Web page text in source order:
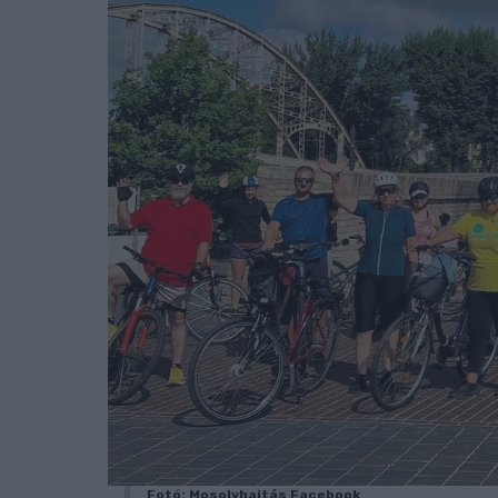
Fotó: Mosolyhajtás Facebook